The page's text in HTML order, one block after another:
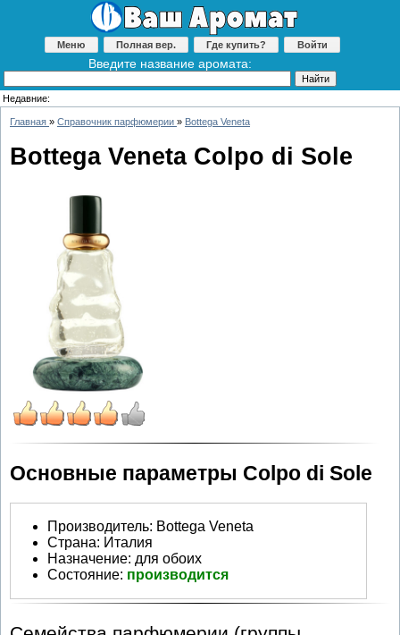
Меню Полная вер. Где купить? Войти
Введите название аромата:
Недавние:
Главная » Справочник парфюмерии » Bottega Veneta
Bottega Veneta Colpo di Sole
Основные параметры Colpo di Sole
Производитель: Bottega Veneta
Страна: Италия
Назначение: для обоих
Состояние: производится